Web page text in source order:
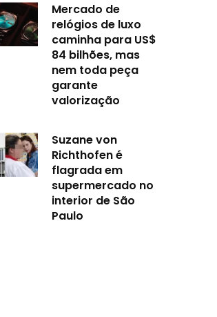
Mercado de
relógios de luxo
caminha para US$
84 bilhões, mas
nem toda peça
garante
valorização
Suzane von
Richthofen é
flagrada em
supermercado no
interior de São
Paulo